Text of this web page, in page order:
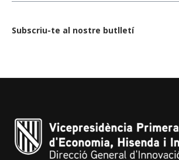
Subscriu-te al nostre butlletí